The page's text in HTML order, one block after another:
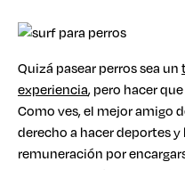
Quizá pasear perros sea un
experiencia, pero hacer
Como ves, el mejor amigo
derecho a hacer deportes
remuneración por